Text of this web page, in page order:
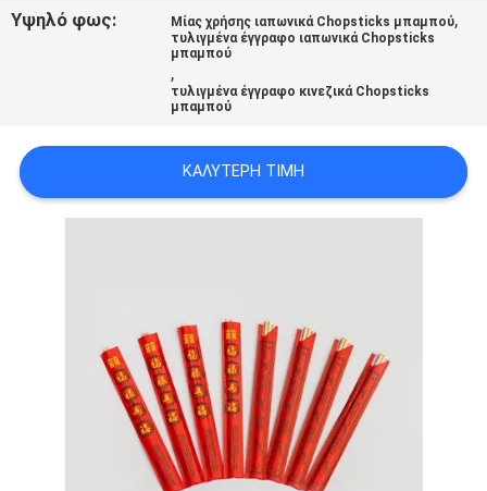
PRIVACY
Υψηλό φως: Μίας χρήσης ιαπωνικά Chopsticks μπαμπού,
τυλιγμένα έγγραφο ιαπωνικά Chopsticks
μπαμπού
,
τυλιγμένα έγγραφο κινεζικά Chopsticks
μπαμπού
ΚΑΛΎΤΕΡΗ ΤΙΜΉ